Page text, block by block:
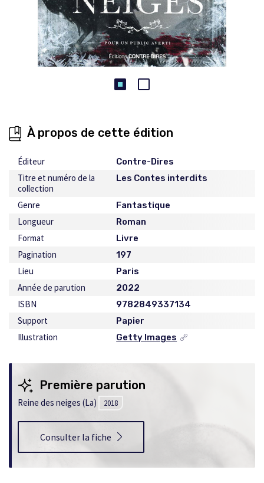
À propos de cette édition
Éditeur Contre-Dires
Titre et numéro de la
collection
Les Contes interdits
Genre Fantastique
Longueur Roman
Format Livre
Pagination 197
Lieu Paris
Année de parution 2022
ISBN 9782849337134
Support Papier
Illustration Getty Images
Ce
s'ouvrira
une
fenêtre
Première parution
Reine des neiges (La) 2018
Consulter la fiche